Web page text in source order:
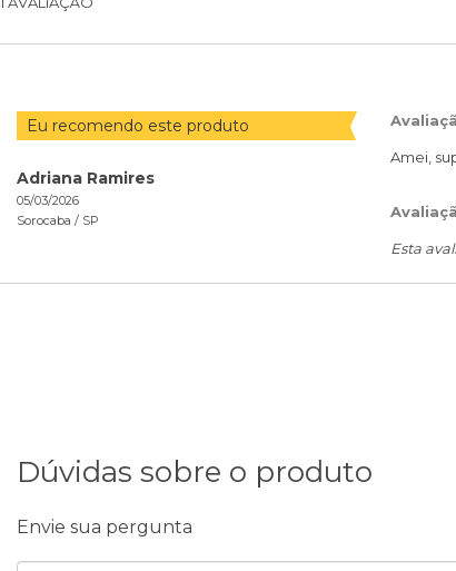
Eu recomendo este produto
Adriana Ramires
05/03/2026
Sorocaba / SP
Amei,
Esta
Dúvidas sobre o produto
Envie sua pergunta